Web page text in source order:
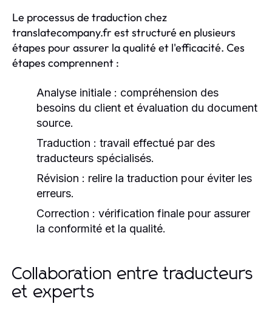
Le processus de traduction chez
translatecompany.fr est structuré en plusieurs
étapes pour assurer la qualité et l'efficacité. Ces
étapes comprennent :
Analyse initiale : compréhension des
besoins du client et évaluation du document
source.
Traduction : travail effectué par des
traducteurs spécialisés.
Révision : relire la traduction pour éviter les
erreurs.
Correction : vérification finale pour assurer
la conformité et la qualité.
Collaboration entre traducteurs
et experts